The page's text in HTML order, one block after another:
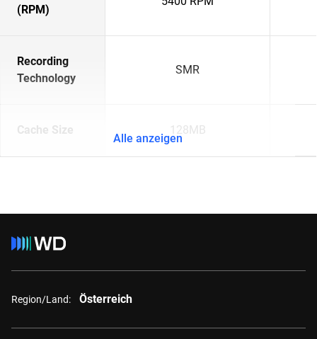
(RPM)
Recording
Technology
SMR
Cache Size 128MB
Alle anzeigen
Region/Land: Österreich